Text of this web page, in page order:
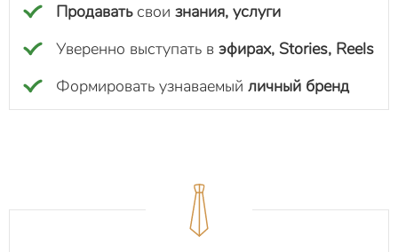
Продавать свои знания, услуги
Уверенно выступать в эфирах, Stories, Reels
Формировать узнаваемый личный бренд